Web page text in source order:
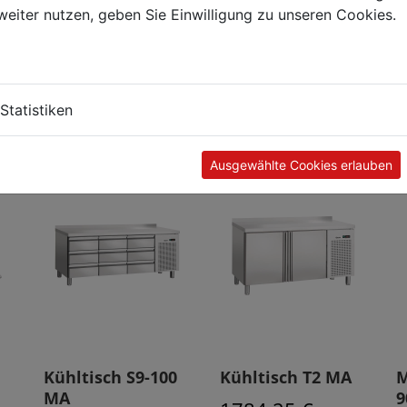
Kunden kauften auch
Kühltisch S9-100
MA
Kühltisch T2 MA
nutzen, geben Sie Einwilligung zu unseren Cookies.
Statistiken
Ausgewählte Cookies erlauben